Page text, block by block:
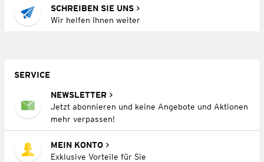
SCHREIBEN SIE UNS
Wir helfen Ihnen weiter
SERVICE
NEWSLETTER
Jetzt abonnieren und keine Angebote und Aktionen
mehr verpassen!
MEIN KONTO
Exklusive Vorteile für Sie